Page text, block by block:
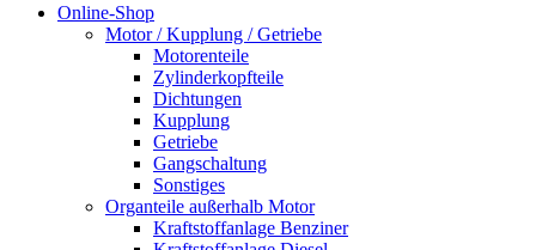
Online-Shop
Motor / Kupplung / Getriebe
Motorenteile
Zylinderkopfteile
Dichtungen
Kupplung
Getriebe
Gangschaltung
Sonstiges
Organteile außerhalb Motor
Kraftstoffanlage Benziner